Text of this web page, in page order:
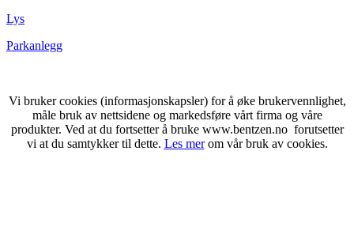
Lys
Parkanlegg
Vi bruker cookies (informasjonskapsler) for å øke brukervennlighet,
måle bruk av nettsidene og markedsføre vårt firma og våre
produkter. Ved at du fortsetter å bruke www.bentzen.no forutsetter
vi at du samtykker til dette. Les merom vår bruk av cookies.